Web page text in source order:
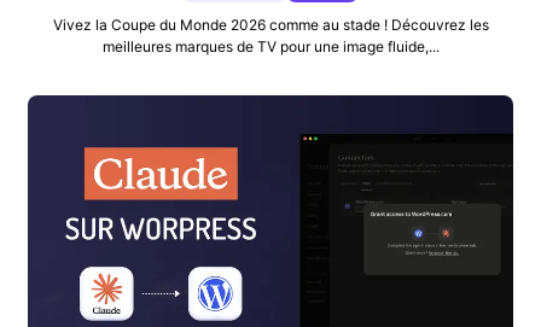
Vivez la Coupe du Monde 2026 comme au stade ! Découvrez les
meilleures marques de TV pour une image fluide,...